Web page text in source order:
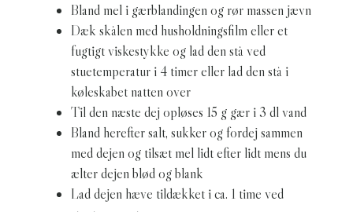
Bland mel i gærblandingen og rør massen jævn
Dæk skålen med husholdningsfilm eller et
fugtigt viskestykke og lad den stå ved
stuetemperatur i 4 timer eller lad den stå i
køleskabet natten over
Til den næste dej opløses 15 g gær i 3 dl vand
Bland herefter salt, sukker og fordej sammen
med dejen og tilsæt mel lidt efter lidt mens du
ælter dejen blød og blank
Lad dejen hæve tildækket i ca. 1 time ved